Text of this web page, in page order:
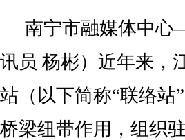
南宁市融媒体中心
讯员 杨彬）近年来，
站（以下简称“联络站
桥梁纽带作用，组织